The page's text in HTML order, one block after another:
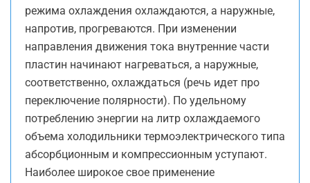
режима охлаждения охлаждаются, а наружные,
напротив, прогреваются. При изменении
направления движения тока внутренние части
пластин начинают нагреваться, а наружные,
соответственно, охлаждаться (речь идет про
переключение полярности). По удельному
потреблению энергии на литр охлаждаемого
объема холодильники термоэлектрического типа
абсорбционным и компрессионным уступают.
Наиболее широкое свое применение